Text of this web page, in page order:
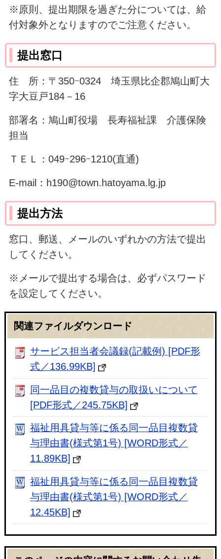
※原則、提出期限を過ぎた分については、給
付対象外となりますのでご注意ください。
提出窓口
住 所：〒350ｰ0324 埼玉県比企郡鳩山町大
字大豆戸184－16
部署名：鳩山町役場 長寿福祉課 介護保険
担当
ＴＥＬ：049ｰ296ｰ1210(直通)
E-mail：h190@town.hatoyama.lg.jp
提出方法
窓口、郵送、メールのいずれかの方法で提出
してください。
※メールで提出する場合は、必ずパスワード
を設定してください。
関連ファイルダウンロード
サービス担当者会議録(記載例) [PDF形
式／136.99KB]
同一品目の複数貸与の取扱いについて
[PDF形式／245.75KB]
福祉用具貸与等に係る同一品目複数貸
与理由書(様式第1号) [WORD形式／
11.89KB]
福祉用具貸与等に係る同一品目複数貸
与理由書(様式第1号) [WORD形式／
12.45KB]